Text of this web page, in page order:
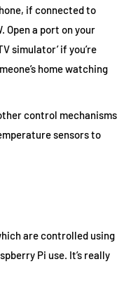
if connected to
Open a port on your
simulator’ if you’re
home watching
control mechanisms
sensors to
are controlled using
Pi use. It’s really